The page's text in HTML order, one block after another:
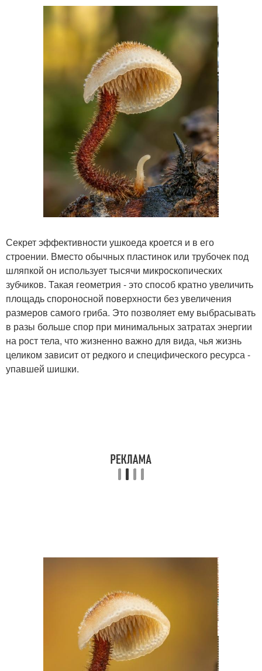
Секрет эффективности ушкоеда кроется и в его
строении. Вместо обычных пластинок или трубочек под
шляпкой он использует тысячи микроскопических
зубчиков. Такая геометрия - это способ кратно увеличить
площадь спороносной поверхности без увеличения
размеров самого гриба. Это позволяет ему выбрасывать
в разы больше спор при минимальных затратах энергии
на рост тела, что жизненно важно для вида, чья жизнь
целиком зависит от редкого и специфического ресурса -
упавшей шишки.